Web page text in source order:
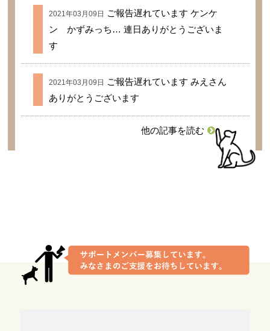
2021年03月09日 ご報告遅れています ケンケ
ン かずみっち… 連日ありがとうございま
す
2021年03月09日 ご報告遅れています みえさん
ありがとうございます
他の記事を読む